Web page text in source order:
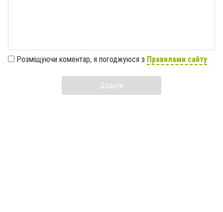
Розміщуючи коментар, я погоджуюся з Правилами сайту
Додати